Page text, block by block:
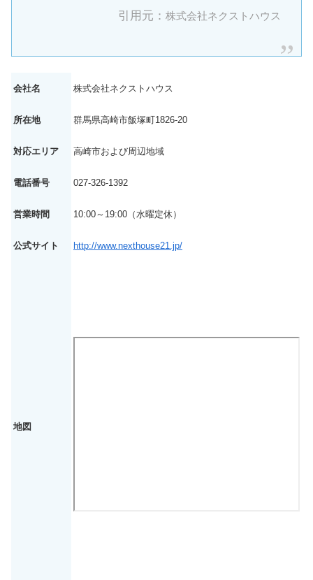
引用元：株式会社ネクストハウス
会社名 株式会社ネクストハウス
所在地 群馬県高崎市飯塚町1826-20
対応エリア 高崎市および周辺地域
電話番号 027-326-1392
営業時間 10:00～19:00（水曜定休）
公式サイト http://www.nexthouse21.jp/
地図